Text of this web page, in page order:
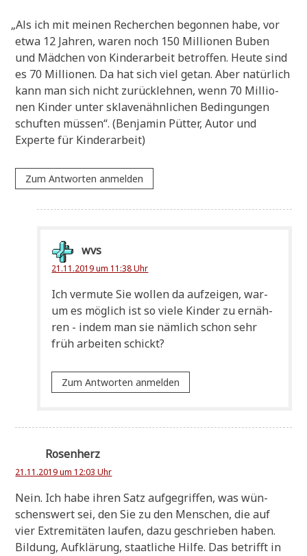
„Als ich mit mei­nen Recher­chen begon­nen habe, vor
etwa 12 Jah­ren, waren noch 150 Mil­lio­nen Buben
und Mäd­chen von Kin­der­ar­beit betrof­fen. Heu­te sind
es 70 Mil­lio­nen. Da hat sich viel getan. Aber natür­lich
kann man sich nicht zurück­leh­nen, wenn 70 Mil­lio­
nen Kin­der unter skla­ven­ähn­li­chen Bedin­gun­gen
schuf­ten müs­sen“. (Ben­ja­min Püt­ter, Autor und
Exper­te für Kinderarbeit)
Zum Antworten anmelden
wvs
21.11.2019 um 11:38 Uhr
Ich ver­mu­te Sie wol­len da auf­zei­gen, war­
um es mög­lich ist so vie­le Kin­der zu ernäh­
ren - indem man sie näm­lich schon sehr
früh arbei­ten schickt?
Zum Antworten anmelden
Rosenherz
21.11.2019 um 12:03 Uhr
Nein. Ich habe ihren Satz auf­ge­grif­fen, was wün­
schens­wert sei, den Sie zu den Men­schen, die auf
vier Extre­mi­tä­ten lau­fen, dazu geschrie­ben haben.
Bil­dung, Auf­klä­rung, staat­li­che Hil­fe. Das betrifft in